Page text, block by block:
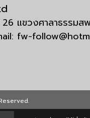
แขวงศาลาธรรมส
fw-